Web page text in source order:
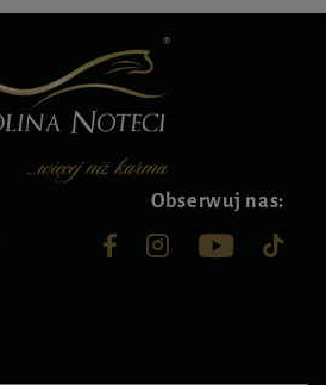
Obserwuj nas: